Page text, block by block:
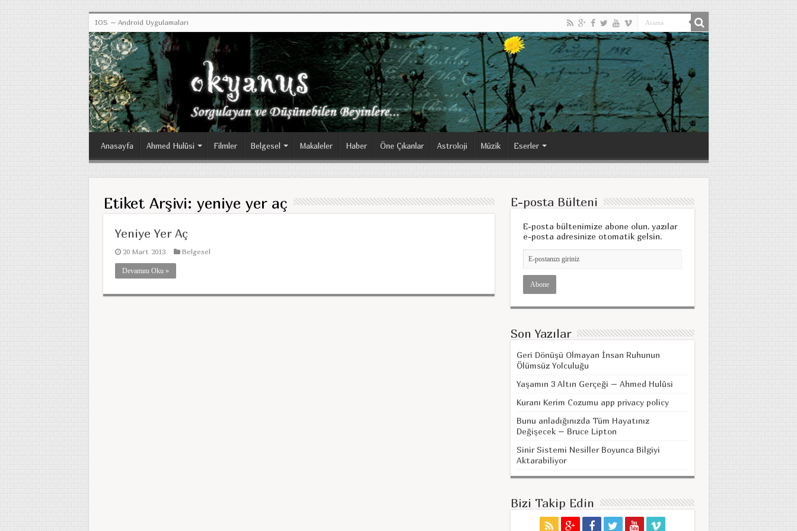
IOS – Android Uygulamaları
Anasayfa Ahmed Hulûsi Filmler Belgesel Makaleler Haber Öne Çıkanlar Astroloji Müzik Eserler
Etiket Arşivi: yeniye yer aç
Yeniye Yer Aç
20 Mart 2013 Belgesel
Devamını Oku »
E-posta Bülteni
E-posta bültenimize abone olun, yazılar
e-posta adresinize otomatik gelsin.
Son Yazılar
Geri Dönüşü Olmayan İnsan Ruhunun
Ölümsüz Yolculuğu
Yaşamın 3 Altın Gerçeği – Ahmed Hulûsi
Kuranı Kerim Cozumu app privacy policy
Bunu anladığınızda Tüm Hayatınız
Değişecek – Bruce Lipton
Sinir Sistemi Nesiller Boyunca Bilgiyi
Aktarabiliyor
Bizi Takip Edin